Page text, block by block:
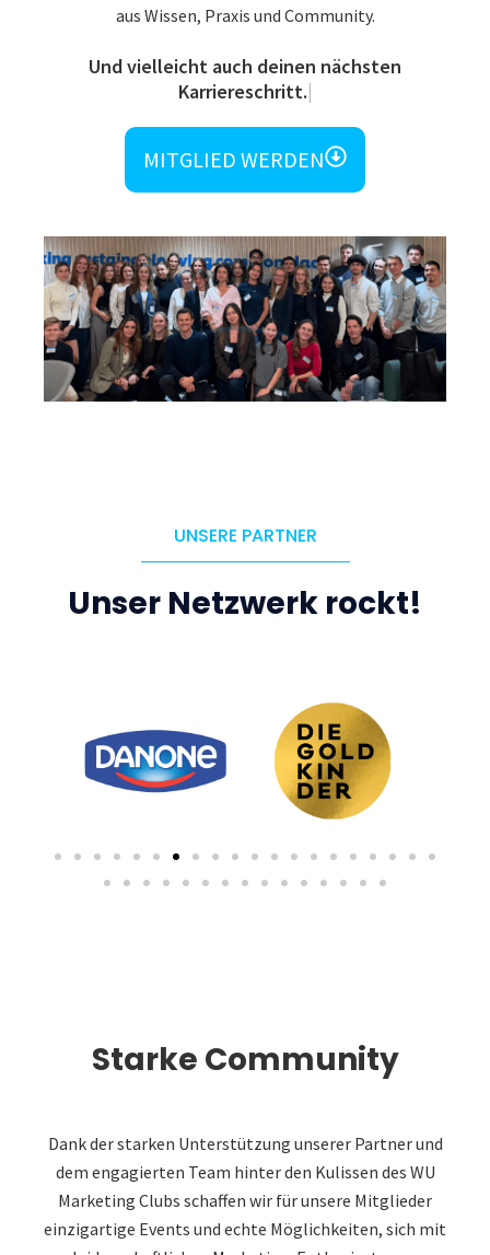
aus Wissen, Praxis und Community.
MITGLIED WERDEN
Starke Community
dem engagierten Team hinter den Kulissen des WU
Marketing Clubs schaffen wir für unsere Mitglieder
einzigartige Events und echte Möglichkeiten, sich mit
leidenschaftlichen Marketing-Enthusiasten zu